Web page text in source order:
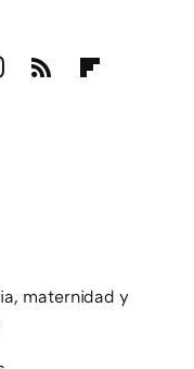
maternidad y